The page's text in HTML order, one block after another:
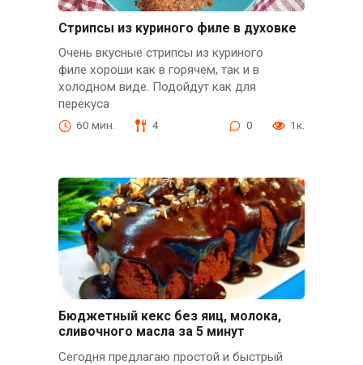
Стрипсы из куриного филе в духовке
Очень вкусные стрипсы из куриного
филе хороши как в горячем, так и в
холодном виде. Подойдут как для
перекуса
60 мин. 4 0 1к.
Бюджетный кекс без яиц, молока,
сливочного масла за 5 минут
Сегодня предлагаю простой и быстрый